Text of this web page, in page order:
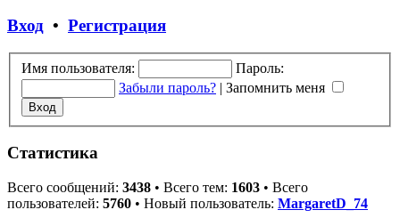
Вход • Регистрация
Имя пользователя:
Пароль:
Забыли пароль? | Запомнить меня
Статистика
Всего сообщений: 3438 • Всего тем: 1603 • Всего
пользователей: 5760 • Новый пользователь: MargaretD_74